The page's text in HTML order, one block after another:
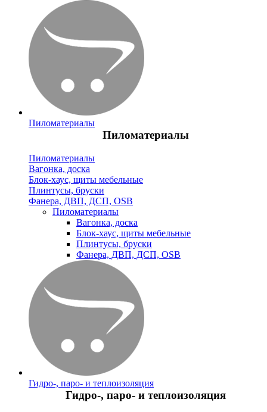
Пиломатериалы
Пиломатериалы
Пиломатериалы
Вагонка, доска
Блок-хаус, щиты мебельные
Плинтусы, бруски
Фанера, ДВП, ДСП, OSB
Пиломатериалы
Вагонка, доска
Блок-хаус, щиты мебельные
Плинтусы, бруски
Фанера, ДВП, ДСП, OSB
Гидро-, паро- и теплоизоляция
Гидро-, паро- и теплоизоляция